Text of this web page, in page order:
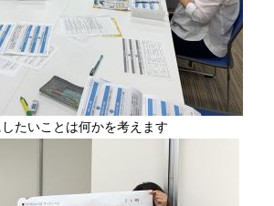
たいことは何かを考えます